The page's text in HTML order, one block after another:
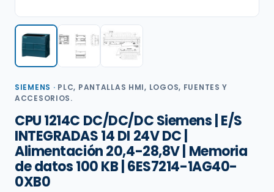
SIEMENS · PLC, PANTALLAS HMI, LOGOS, FUENTES Y
ACCESORIOS.
CPU 1214C DC/DC/DC Siemens | E/S
INTEGRADAS 14 DI 24V DC |
Alimentación 20,4-28,8V | Memoria
de datos 100 KB | 6ES7214-1AG40-
0XB0